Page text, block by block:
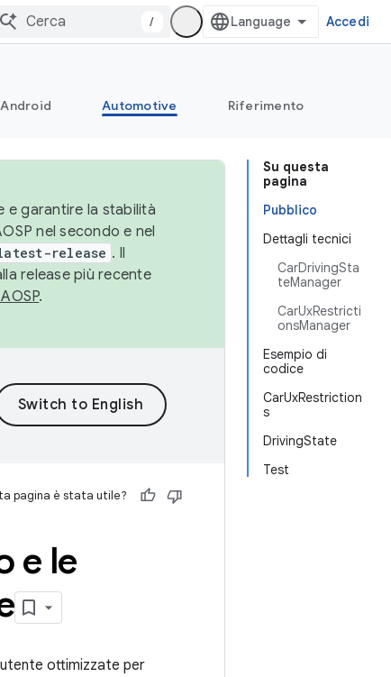
/ Accedi
Automotive Riferimento
Su questa
pagina
Pubblico
Dettagli tecnici
CarDrivingSta
teManager
CarUxRestricti
onsManager
Esempio di
codice
CarUxRestriction
s
DrivingState
Test
e garantire la stabilità
nel secondo e nel
release . Il
release più recente
.
pagina è stata utile?
e le
ottimizzate per